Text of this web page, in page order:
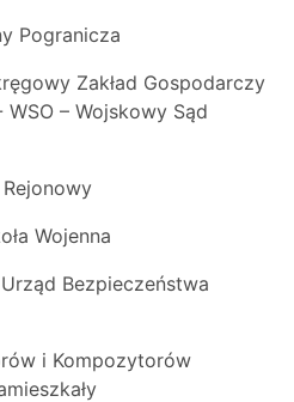
Pogranicza
Zakład Gospodarczy
– Wojskowy Sąd
Wojenna
Bezpieczeństwa
i Kompozytorów